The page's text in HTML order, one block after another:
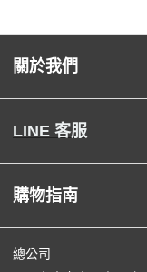
關於我們
LINE 客服
購物指南
總公司